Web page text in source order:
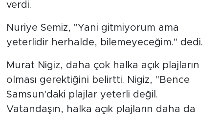
verdi.
Nuriye Semiz, "Yani gitmiyorum ama
yeterlidir herhalde, bilemeyeceğim." dedi.
Murat Nigiz, daha çok halka açık plajların
olması gerektiğini belirtti. Nigiz, "Bence
Samsun'daki plajlar yeterli değil.
Vatandaşın, halka açık plajların daha da